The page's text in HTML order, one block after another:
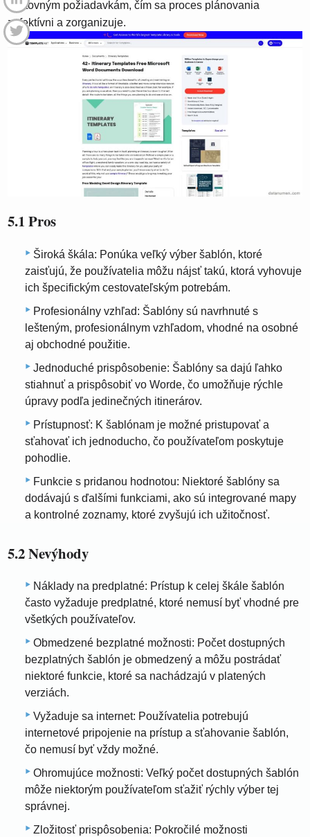
cestovným požiadavkám, čím sa proces plánovania
zefektívni a zorganizuje.
5.1 Pros
Široká škála: Ponúka veľký výber šablón, ktoré
zaisťujú, že používatelia môžu nájsť takú, ktorá vyhovuje
ich špecifickým cestovateľským potrebám.
Profesionálny vzhľad: Šablóny sú navrhnuté s
lešteným, profesionálnym vzhľadom, vhodné na osobné
aj obchodné použitie.
Jednoduché prispôsobenie: Šablóny sa dajú ľahko
stiahnuť a prispôsobiť vo Worde, čo umožňuje rýchle
úpravy podľa jedinečných itinerárov.
Prístupnosť: K šablónam je možné pristupovať a
sťahovať ich jednoducho, čo používateľom poskytuje
pohodlie.
Funkcie s pridanou hodnotou: Niektoré šablóny sa
dodávajú s ďalšími funkciami, ako sú integrované mapy
a kontrolné zoznamy, ktoré zvyšujú ich užitočnosť.
5.2 Nevýhody
Náklady na predplatné: Prístup k celej škále šablón
často vyžaduje predplatné, ktoré nemusí byť vhodné pre
všetkých používateľov.
Obmedzené bezplatné možnosti: Počet dostupných
bezplatných šablón je obmedzený a môžu postrádať
niektoré funkcie, ktoré sa nachádzajú v platených
verziách.
Vyžaduje sa internet: Používatelia potrebujú
internetové pripojenie na prístup a sťahovanie šablón,
čo nemusí byť vždy možné.
Ohromujúce možnosti: Veľký počet dostupných šablón
môže niektorým používateľom sťažiť rýchly výber tej
správnej.
Zložitosť prispôsobenia: Pokročilé možnosti